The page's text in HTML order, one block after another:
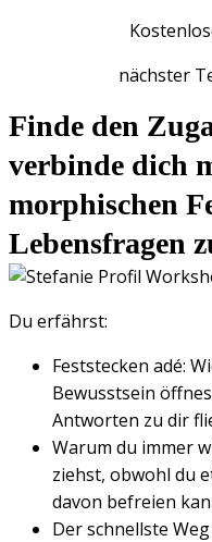
nächster
Finde den
verbinde dich
morphischen
Lebensfragen
Du erfährst:
Feststecken adé:
Bewusstsein
Antworten zu dir
Warum du immer
ziehst, obwohl du
davon befreien
Der schnellste